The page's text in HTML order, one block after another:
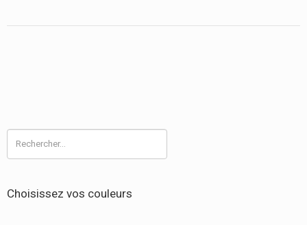
Choisissez vos couleurs